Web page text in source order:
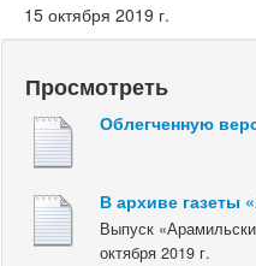
15 октября 2019 г.
Просмотреть
Облегченную
В архиве газеты
Выпуск
октября 2019 г.